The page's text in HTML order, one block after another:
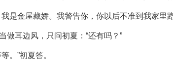
是金屋藏娇。我警告你，你以后不准到我家里
做耳边风，只问初夏：“还有吗？”
。”初夏答。